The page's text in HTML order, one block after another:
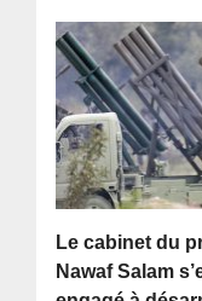
Le cabinet du
Nawaf Salam